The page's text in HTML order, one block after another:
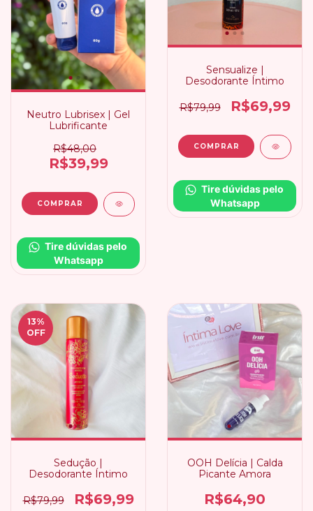
Neutro Lubrisex | Gel
Lubrificante
R$48,00
R$39,99
Tire dúvidas pelo
Whatsapp
Sensualize |
Desodorante Íntimo
R$79,99 R$69,99
Tire dúvidas pelo
Whatsapp
13%
OFF
Sedução |
Desodorante Íntimo
R$79,99 R$69,99
OOH Delícia | Calda
Picante Amora
R$64,90